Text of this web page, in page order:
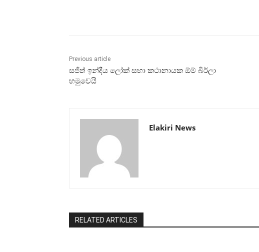
Previous article
සජිත් ඉන්දීය ලෝක් සභා කථානායක ඕම් බිර්ලා
හමුවෙයි
Elakiri News
RELATED ARTICLES